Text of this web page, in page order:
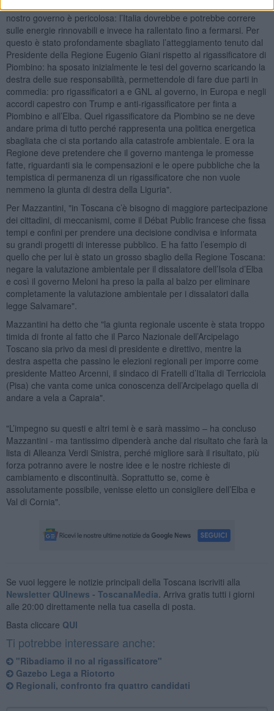
nostro governo è pericolosa: l’Italia dovrebbe e potrebbe correre
sulle energie rinnovabili e invece ha rallentato fino a fermarsi. Per
questo è stato profondamente sbagliato l’atteggiamento tenuto dal
Presidente della Regione Eugenio Giani rispetto al rigassificatore di
Piombino: ha sposato inizialmente le tesi del governo scaricando la
destra delle sue responsabilità, permettendole di fare due parti in
commedia: pro rigassificatori a e GNL al governo, in Europa e negli
accordi capestro con Trump e anti-rigassificatore per finta a
Piombino e all’Elba. Quel rigassificatore da Piombino se ne deve
andare prima di tutto perché rappresenta una politica energetica
sbagliata che ci sta portando alla catastrofe ambientale. E ora la
Regione deve pretendere che il governo mantenga le promesse
fatte, riguardanti sia le compensazioni e le opere pubbliche che la
tempistica di permanenza di un rigassificatore che non vuole
nemmeno la giunta di destra della Liguria".
Per Mazzantini, "in Toscana c’è bisogno di maggiore partecipazione
dei cittadini, di meccanismi, come il Débat Public francese che fissa
tempi e confini per prendere una decisione condivisa e informata
su grandi progetti di interesse pubblico. E ha fatto l’esempio di
quello che per lui è stato un grosso sbaglio della Regione Toscana:
negare la valutazione ambientale per il dissalatore dell’Isola d’Elba
e così il governo Meloni ha preso la palla al balzo per eliminare
completamente la valutazione ambientale per i dissalatori dalla
legge Salvamare".
Mazzantini ha detto che "la giunta regionale uscente è stata troppo
timida di fronte al fatto che il Parco Nazionale dell’Arcipelago
Toscano sia privo da mesi di presidente e direttivo, mentre la
destra aspetta che passino le elezioni regionali per imporre come
presidente Matteo Arcenni, il sindaco di Fratelli d’Italia di Terricciola
(Pisa) che vanta come unica conoscenza dell’Arcipelago quella di
andare a vela a Capraia".
"L’impegno su questi e altri temi è e sarà massimo – ha concluso
Mazzantini - ma tantissimo dipenderà anche dal risultato che farà la
lista di Alleanza Verdi Sinistra, perché migliore sarà il risultato, più
forza potranno avere le nostre idee e le nostre richieste di
cambiamento e discontinuità. Soprattutto se, come è
assolutamente possibile, venisse eletto un consigliere dell’Elba e
Val di Cornia".
Se vuoi leggere le notizie principali della Toscana iscriviti alla
Newsletter QUInews - ToscanaMedia. Arriva gratis tutti i giorni
alle 20:00 direttamente nella tua casella di posta.
Basta cliccare QUI
Ti potrebbe interessare anche:
"Ribadiamo il no al rigassificatore"
Gazebo Lega a Riotorto
Regionali, confronto fra quattro candidati